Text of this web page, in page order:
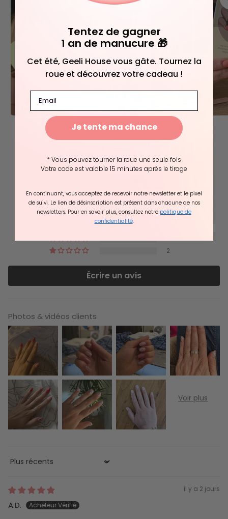
4.81 sur 5
4482
1004
2
Écrire un avis
Photos & vidéos clients
Sort by
il y a 2 jours
A.D.
Tentez de gagner
1 an de manucure 🎁
Cet été, Geeli House vous gâte. Tournez la
roue et découvrez votre cadeau !
Email
Je tente ma chance
* Vous pouvez tourner la roue une seule fois
Votre code est valable 15 minutes après le tirage
En continuant, vous acceptez de recevoir notre newsletter et le pixel
de suivi. Le lien de désinscription est présent dans chacune de nos
newsletters. Pour en savoir plus, consultez notre politique de
confidentialité.